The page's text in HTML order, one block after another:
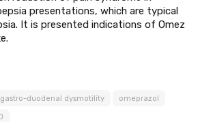
presentations, which are typical
It is presented indications of Omez
gastro-duodenal dysmotility omeprazol